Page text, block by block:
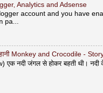
Analytics and Adsense
account and you have
pa...
Monkey and Crocodile -
एक नदी जंगल से होकर बहती थी।